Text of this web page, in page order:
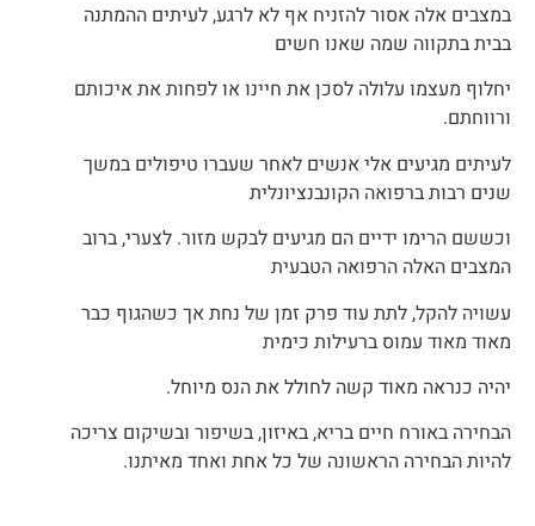
במצבים אלה אסור להזניח אף לא לרגע, לעיתים ההמתנה
בבית בתקווה שמה שאנו חשים
יחלוף מעצמו עלולה לסכן את חיינו או לפחות את איכותם
ורווחתם.
לעיתים מגיעים אלי אנשים לאחר שעברו טיפולים במשך
שנים רבות ברפואה הקונבנציונלית
וכששם הרימו ידיים הם מגיעים לבקש מזור. לצערי, ברוב
המצבים האלה הרפואה הטבעית
עשויה להקל, לתת עוד פרק זמן של נחת אך כשהגוף כבר
מאוד מאוד עמוס ברעילות כימית
יהיה כנראה מאוד קשה לחולל את הנס מיוחל.
הבחירה באורח חיים בריא, באיזון, בשיפור ובשיקום צריכה
להיות הבחירה הראשונה של כל אחת ואחד מאיתנו.